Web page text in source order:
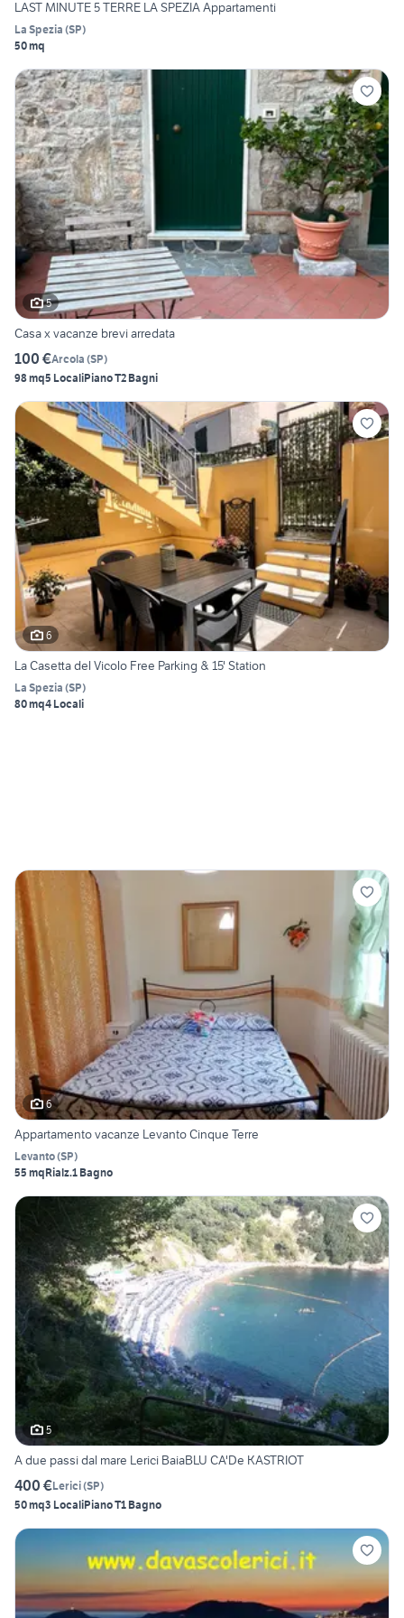
LAST MINUTE 5 TERRE LA SPEZIA Appartamenti
La Spezia (SP)
50 mq
5
Casa x vacanze brevi arredata
100 €Arcola (SP)
98 mq5 LocaliPiano T2 Bagni
6
La Casetta del Vicolo Free Parking & 15' Station
La Spezia (SP)
80 mq4 Locali
6
Appartamento vacanze Levanto Cinque Terre
Levanto(SP)
55 mqRialz.1 Bagno
5
A due passi dal mare Lerici BaiaBLU CA'De KASTRIOT
400 €Lerici(SP)
50 mq3 LocaliPiano T1 Bagno